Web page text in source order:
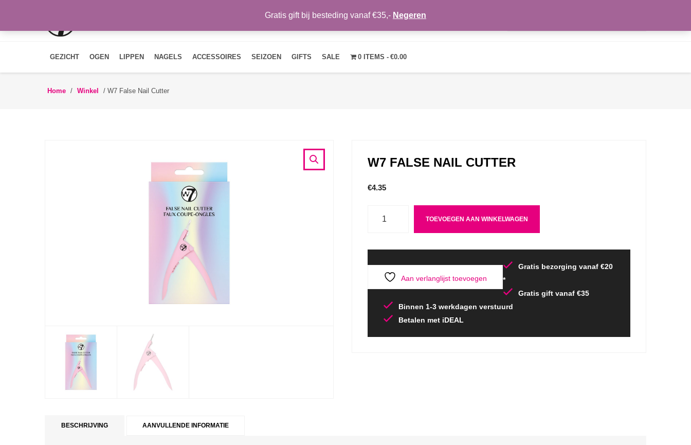
OVER ONS NIEUWS CONTACT MIJN ACCOUNT
GEZICHT OGEN LIPPEN NAGELS ACCESSOIRES SEIZOEN GIFTS SALE 0 ITEMS €0.00
Home / Winkel / W7 False Nail Cutter
W7 FALSE NAIL CUTTER
€4.35
TOEVOEGEN AAN WINKELWAGEN
Aan verlanglijst toevoegen
Gratis bezorging vanaf €20
*
Gratis gift vanaf €35
Binnen 1-3 werkdagen verstuurd
Betalen met iDEAL
BESCHRIJVING AANVULLENDE INFORMATIE
Gratis gift bij besteding vanaf €35,- Negeren